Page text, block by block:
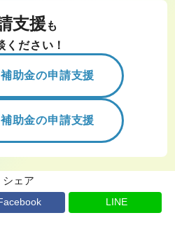
支援 も
ください！
助金の申請支援
助金の申請支援
シェア
LINE